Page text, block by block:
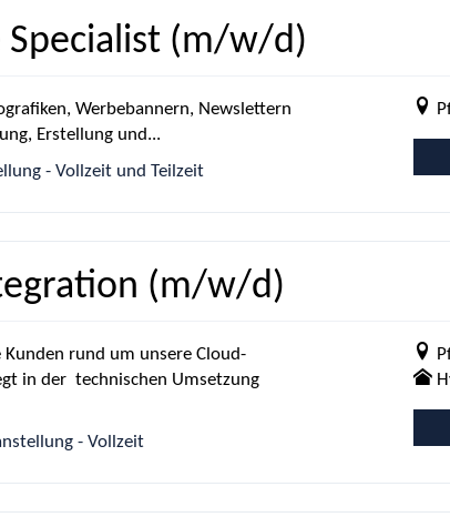
Specialist (m/w/d)
Werbebannern, Newslettern
Erstellung und...
- Vollzeit und Teilzeit
(m/w/d)
rund um unsere Cloud-
in der technischen Umsetzung
- Vollzeit